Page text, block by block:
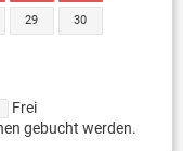
29 30
Frei
gebucht werden.